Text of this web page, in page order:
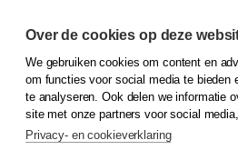
© 2026Koninklijke Boom uitgevers
Klantenservice
Service & informatie
Contact
Over de cookies op deze
We gebruiken cookies om content en
om functies voor social media te bieden
te analyseren. Ook delen we informatie
site met onze partners voor social
Privacy- en cookieverklaring